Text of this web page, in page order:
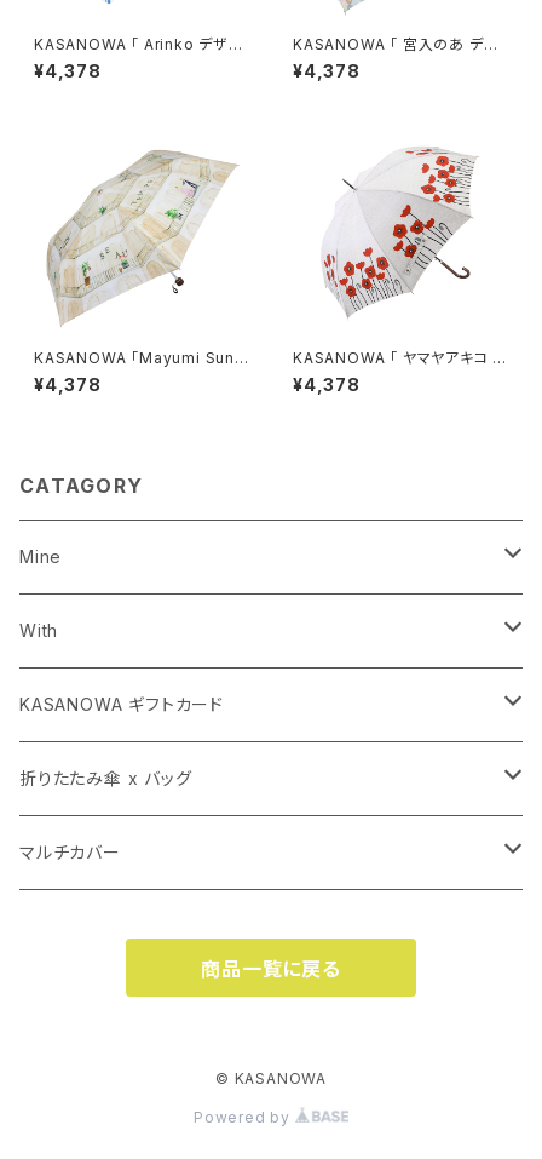
KASANOWA 「 Arinko デザイ
ン " 涼 " 」折りたたみ傘
¥4,378
KASANOWA 「 宮入のあ デザ
イン " abcアンブレラ " 」 ／
傘 晴雨兼用
¥4,378
KASANOWA 「Mayumi Sun
デザイン " バベル " 」折りたた
み傘
¥4,378
KASANOWA 「 ヤマヤアキコ デ
ザイン " ポピー " 」 ／傘（晴
雨兼用）
¥4,378
CATAGORY
Mine
長傘
子ども傘
折りたたみ傘 x バッグ
マルチカバー（小）
カササコッシュ
With
長傘
折りたたみ傘
透明傘
KASANOWA ギフトカード
KASANOWA GIFT 100
KASANOWA GIFT 50
KASANOWA GIFT 50
折りたたみ傘 x バッグ
カサカバン
マルチカバー
マルチカバー（小）
商品一覧に戻る
© KASANOWA
Powered by